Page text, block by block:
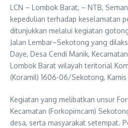
LCN – Lombok Barat, – NTB,
kepedulian terhadap keselamatan
ditunjukkan melalui kegiatan
Jalan Lembar–Sekotong yang
Daye, Desa Cendi Manik,
Lombok Barat wilayah teritorial
(Koramil) 1606-06/Sekotong,
Kegiatan yang melibatkan unsur
Kecamatan (Forkopimcam)
desa, serta masyarakat setempat.